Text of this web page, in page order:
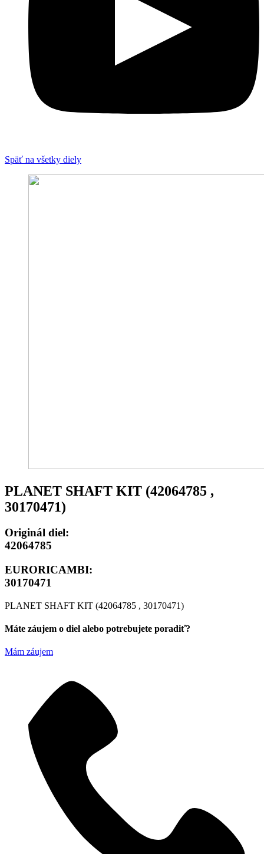
Späť na všetky diely
PLANET SHAFT KIT (42064785 ,
30170471)
Originál diel:
42064785
EURORICAMBI:
30170471
PLANET SHAFT KIT (42064785 , 30170471)
Máte záujem o diel alebo potrebujete poradiť?
Mám záujem